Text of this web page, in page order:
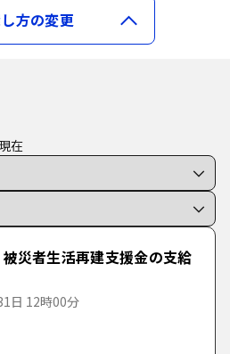
ぬ ね の
方の変更
在
被災者生活再建支援金の支給
日 12時00分